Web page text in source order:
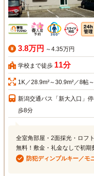
3.8万円 ～4.35万円
学校まで徒歩 11分
1K／28.9m²～30.9m²／8帖
新潟交通バス「新大入口」
歩8分
全室角部屋・2面採光・ロフ
無料！敷金・礼金なしで初
防犯ディンプルキー／モ